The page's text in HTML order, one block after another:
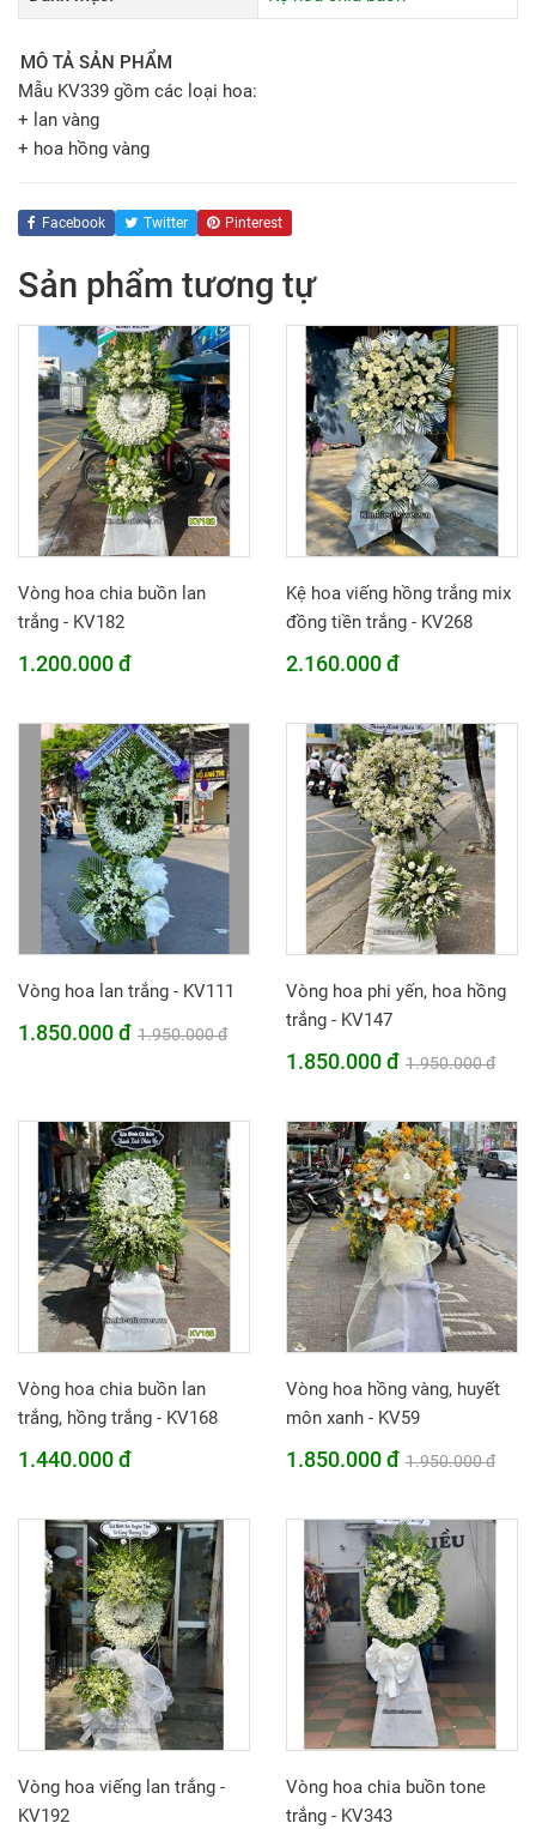
MÔ TẢ SẢN PHẨM
Mẫu KV339 gồm các loại hoa:
+ lan vàng
+ hoa hồng vàng
Facebook Twitter Pinterest
Sản phẩm tương tự
Vòng hoa chia buồn lan
trắng - KV182
1.200.000 đ
Kệ hoa viếng hồng trắng mix
đồng tiền trắng - KV268
2.160.000 đ
Vòng hoa lan trắng - KV111
1.850.000 đ 1.950.000 đ
Vòng hoa phi yến, hoa hồng
trắng - KV147
1.850.000 đ 1.950.000 đ
Vòng hoa chia buồn lan
trắng, hồng trắng - KV168
1.440.000 đ
Vòng hoa hồng vàng, huyết
môn xanh - KV59
1.850.000 đ 1.950.000 đ
Vòng hoa viếng lan trắng -
KV192
Vòng hoa chia buồn tone
trắng - KV343